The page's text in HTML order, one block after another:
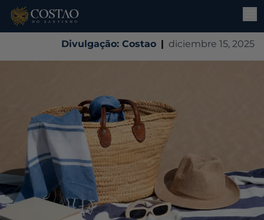
Divulgação: Costao | diciembre 15, 2025